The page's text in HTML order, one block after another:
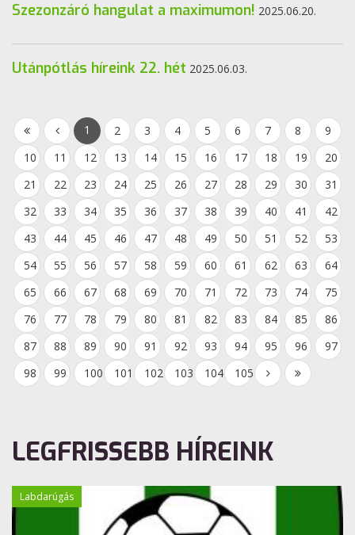
Szezonzáró hangulat a maximumon! 2025.06.20.
Utánpótlás híreink 22. hét 2025.06.03.
1 2 3 4 5 6 7 8
9
10
11 12 13 14 15 16 17 18 19
20
21
22 23 24 25 26 27 28 29 30
31
32
33 34 35 36 37 38 39 40 41
42
43
44 45 46 47 48 49 50 51 52
53
54
55 56 57 58 59 60 61 62 63
64
65
66 67 68 69 70 71 72 73 74
75
76
77 78 79 80 81 82 83 84 85
86
87
88 89 90 91 92 93 94 95 96
97
98
99 100 101 102 103 104 105
LEGFRISSEBB HÍREINK
Labdarúgás